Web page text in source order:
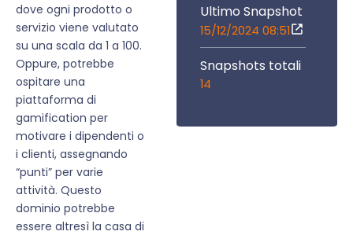
dove ogni prodotto o
servizio viene valutato
su una scala da 1 a 100.
Oppure, potrebbe
ospitare una
piattaforma di
gamification per
motivare i dipendenti o
i clienti, assegnando
“punti” per varie
attività. Questo
dominio potrebbe
essere altresì la casa di
Ultimo Snapshot
15/12/2024 08:51
Snapshots totali
14